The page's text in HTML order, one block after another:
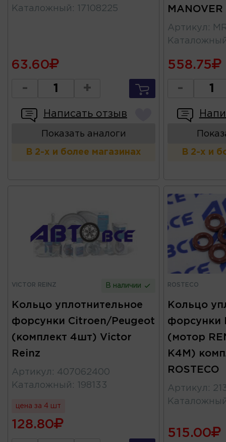
Каталожный : 17108225
63.60
- +
Написать отзыв
Показать аналоги
В 2-х и более магазинах
MANOVER
Артикул :
558.75
-
В 2-х и
VICTOR REINZ В наличии
Кольцо уплотнительное
форсунки Citroen/Peugeot
(комплект 4шт) Victor
Reinz
Артикул : 407062400
Каталожный : 198133
цена за 4 шт
128.80
ROSTECO
Кольцо
форсунки
(мотор
K4M)
ROSTECO
Артикул :
515.00